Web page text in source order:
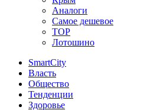
Аналоги
Самое дешевое
TOP
Лотошино
SmartCity
Власть
Общество
Тенденции
Здоровье